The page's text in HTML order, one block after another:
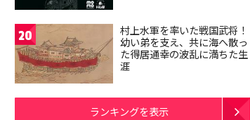
20
村上水軍を率いた戦国武将！
幼い弟を支え、共に海へ散っ
た得居通幸の波乱に満ちた生
涯
ランキングを表示